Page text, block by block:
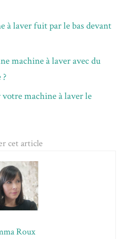
à laver fuit par le bas devant
machine à laver avec du
machine à laver le
cet article
Roux